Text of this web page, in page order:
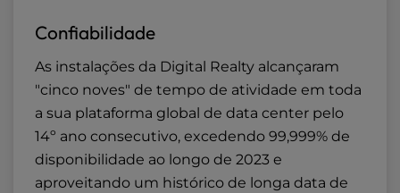
Confiabilidade
As instalações da Digital Realty alcançaram
"cinco noves" de tempo de atividade em toda
a sua plataforma global de data center pelo
14º ano consecutivo, excedendo 99,999% de
disponibilidade ao longo de 2023 e
aproveitando um histórico de longa data de